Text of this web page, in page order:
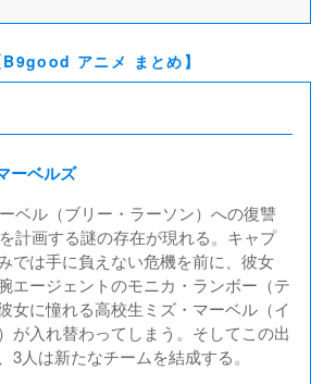
B9good アニメ まとめ】
ーベルズ
ベル（ブリー・ラーソン）への復讐
計画する謎の存在が現れる。キャプ
では手に負えない危機を前に、彼女
エージェントのモニカ・ランボー（テ
女に憧れる高校生ミズ・マーベル（イ
が入れ替わってしまう。そしてこの出
3人は新たなチームを結成する。